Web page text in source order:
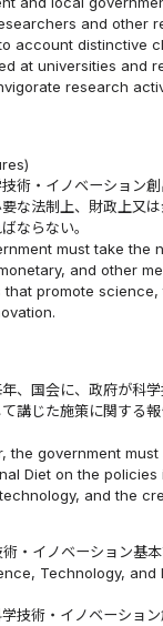
and other
account distinctive
at universities and
research
術・イノベーション
な法制上、財政上又
ならない。
must take the
and other
that promote
、国会に、政府が科
講じた施策に関する
the government
Diet on the policies
and the
・イノベーション基
Technology, and
技術・イノベーショ